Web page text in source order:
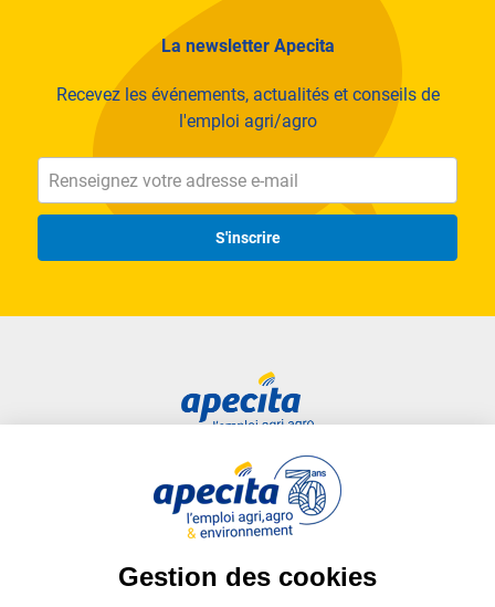
La newsletter Apecita
Recevez les événements, actualités et conseils de
l'emploi agri/agro
S'inscrire
Liens utiles
Plan du site